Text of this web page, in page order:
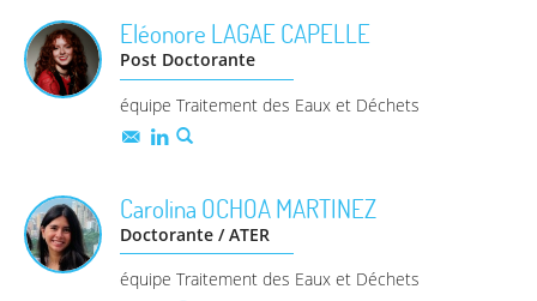
Eléonore LAGAE CAPELLE
Post Doctorante
équipe Traitement des Eaux et Déchets
Carolina OCHOA MARTINEZ
Doctorante / ATER
équipe Traitement des Eaux et Déchets